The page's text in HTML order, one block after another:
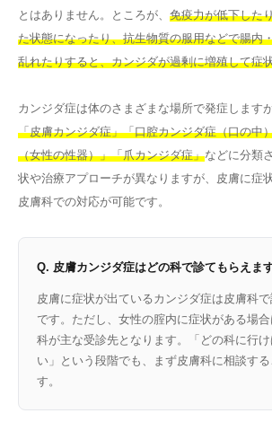
とはありません。ところが、 免疫力が低下した
た状態になったり、抗生物質の服用などで腸内
乱れたりすると、カンジダが過剰に増殖して症
カンジダ症は体のさまざまな場所で発症します
「皮膚カンジダ症」「口腔カンジダ症（口の中
（女性の性器）」「爪カンジダ症」などに分類
状や治療アプローチが異なりますが、皮膚に症
皮膚科での対応が可能です。
Q. 皮膚カンジダ症はどの科で診てもらえま
皮膚に症状が出ているカンジダ症は皮膚科
です。ただし、女性の腟内に症状がある場
科が主な受診先となります。「どの科に行
い」という段階でも、まず皮膚科に相談す
す。